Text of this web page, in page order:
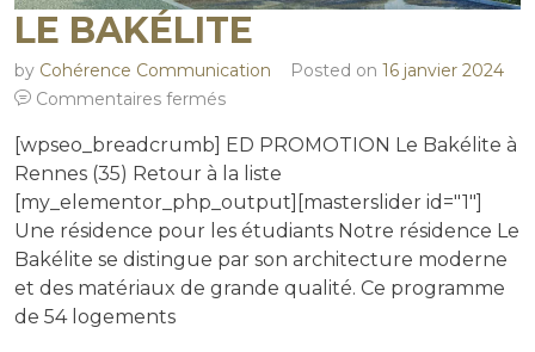
LE BAKÉLITE
by Cohérence Communication Posted on 16 janvier 2024
Commentaires fermés
[wpseo_breadcrumb] ED PROMOTION Le Bakélite à
Rennes (35) Retour à la liste
[my_elementor_php_output][masterslider id="1"]
Une résidence pour les étudiants Notre résidence Le
Bakélite se distingue par son architecture moderne
et des matériaux de grande qualité. Ce programme
de 54 logements